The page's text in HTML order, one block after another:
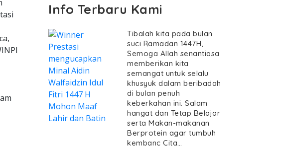
Info Terbaru Kami
Tibalah kita pada bulan
suci Ramadan 1447H,
Semoga Allah senantiasa
memberikan kita
semangat untuk selalu
khusyuk dalam beribadah
di bulan penuh
keberkahan ini. Salam
hangat dan Tetap Belajar
serta Makan-makanan
Berprotein agar tumbuh
kembanc Cita…